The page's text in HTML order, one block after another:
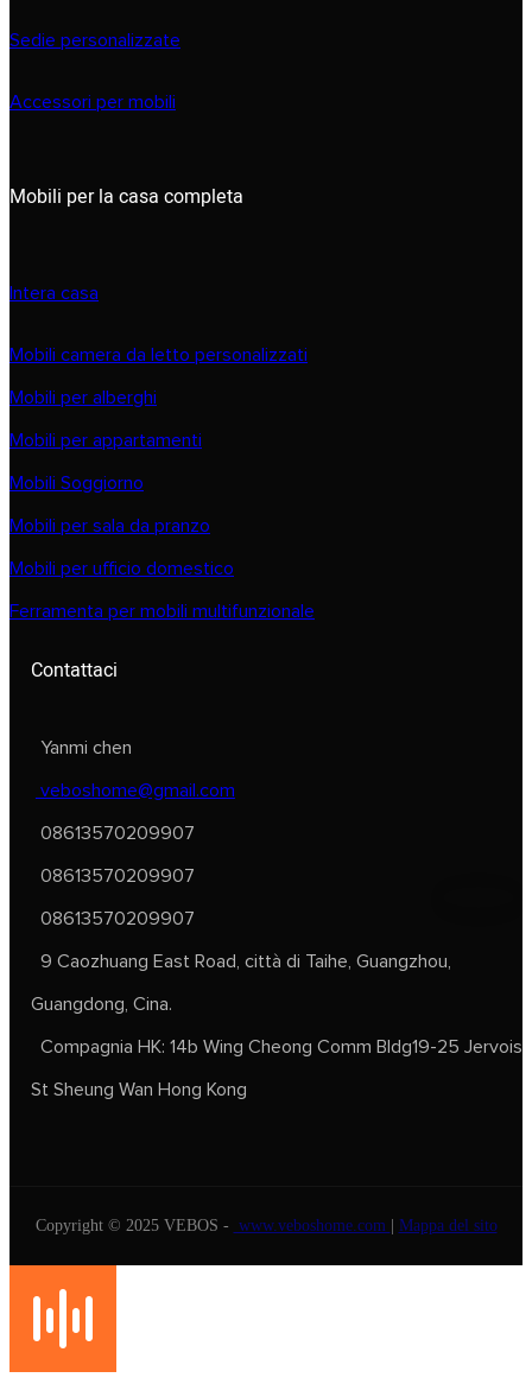
Sedie personalizzate
Accessori per mobili
Mobili per la casa completa
Intera casa
Mobili camera da letto personalizzati
Mobili per alberghi
Mobili per appartamenti
Mobili Soggiorno
Mobili per sala da pranzo
Mobili per ufficio domestico
Ferramenta per mobili multifunzionale
Contattaci
Yanmi chen
veboshome@gmail.com
08613570209907
08613570209907
08613570209907
9 Caozhuang East Road, città di Taihe, Guangzhou,
Guangdong, Cina.
Compagnia HK: 14b Wing Cheong Comm Bldg19-25 Jervois
St Sheung Wan Hong Kong
Copyright © 2025 VEBOS - www.veboshome.com Mappa del sito